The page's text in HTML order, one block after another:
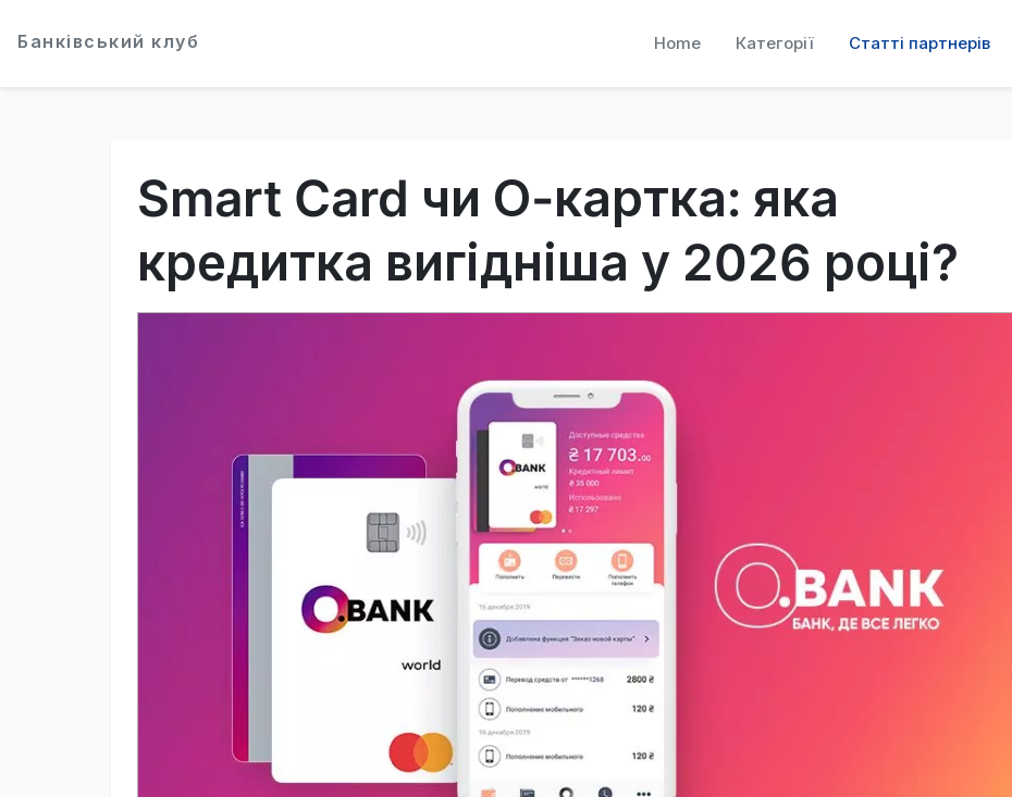
Банківський клуб Home Категорії Статті партнерів
Smart Card чи О-картка: яка
кредитка вигідніша у 2026 році?